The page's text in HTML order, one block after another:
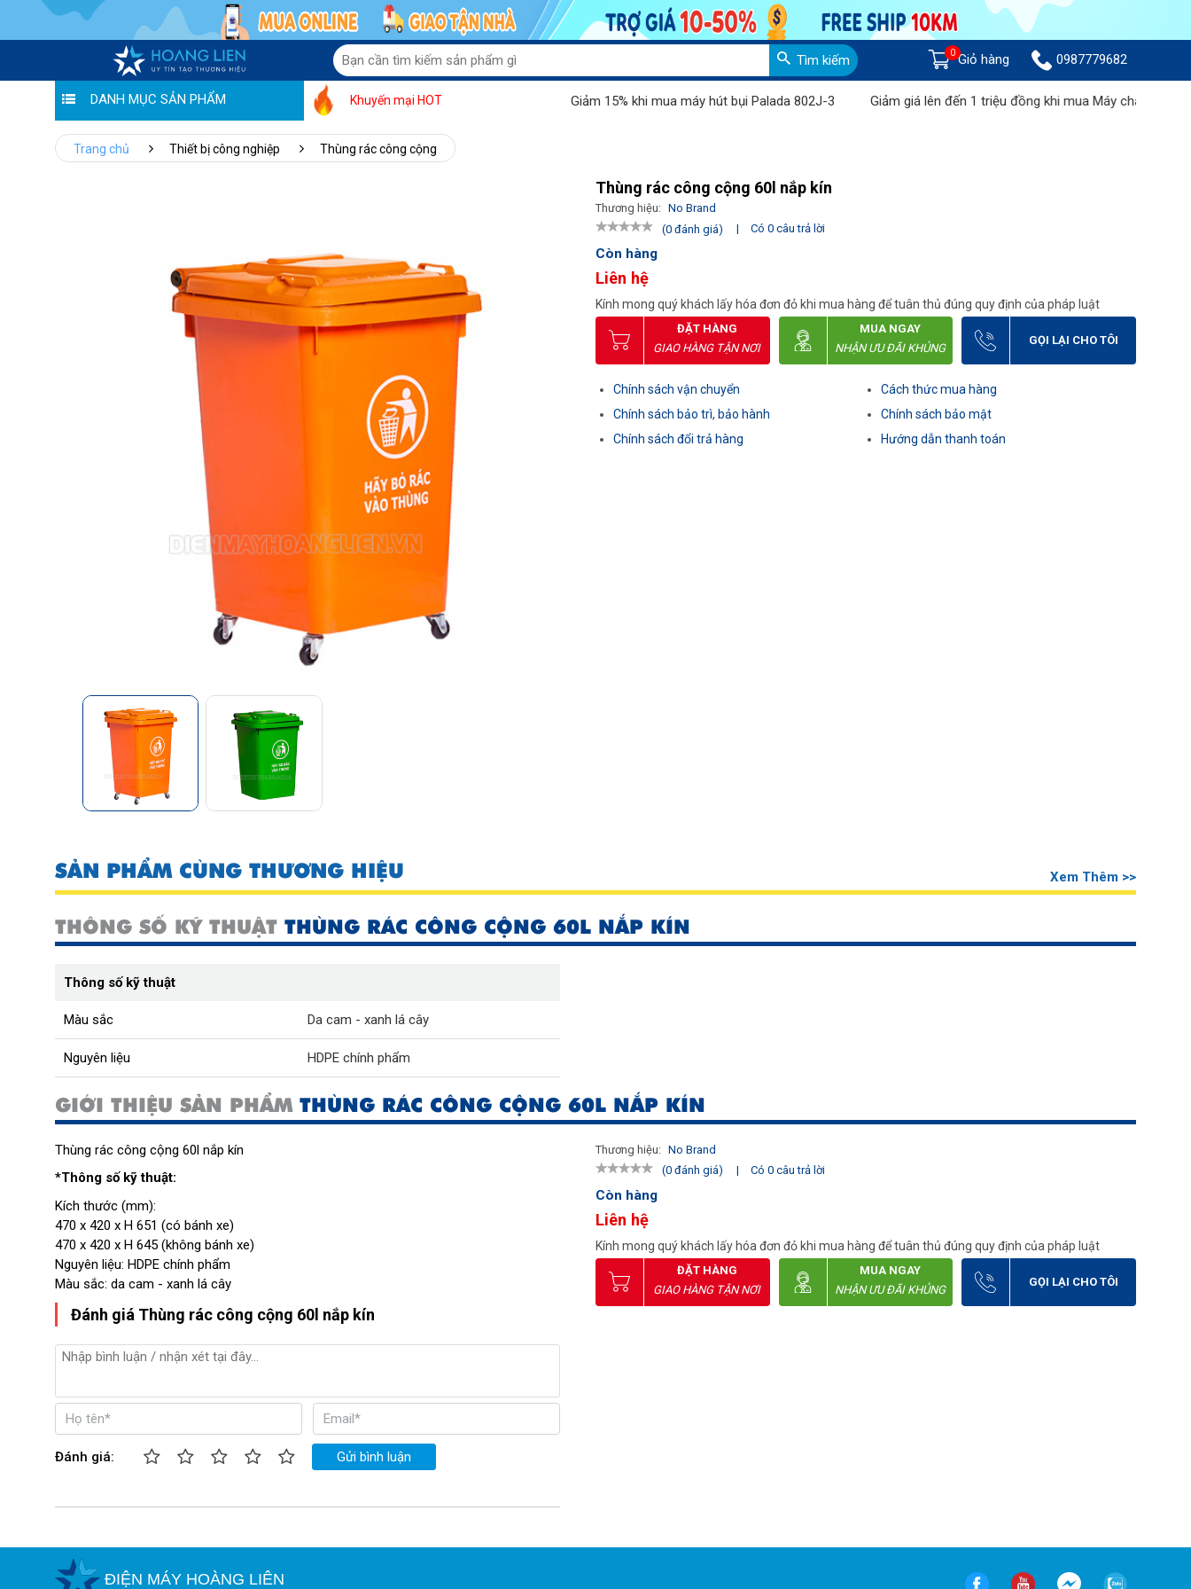
Tìm kiếm 0 Giỏ hàng 0987779682
DANH MỤC SẢN PHẨM Khuyến mại HOT Giảm 15% khi mua máy hút bụi Palada 802J-3 Giảm giá lên đến 1 triệu đồng khi mua Máy chà sàn liên hợp
Trang chủ Thiết bị công nghiệp Thùng rác công cộng
Thùng rác công cộng 60l nắp kín
Thương hiệu: No Brand
(0 đánh giá)
| Có 0 câu trả lời
Còn hàng
Liên hệ
Kính mong quý khách lấy hóa đơn đỏ khi mua hàng để tuân thủ đúng quy định của pháp luật
ĐẶT HÀNG
GIAO HÀNG TẬN NƠI
MUA NGAY
NHẬN ƯU ĐÃI KHỦNG
GỌI LẠI CHO TÔI
Chính sách vận chuyển
Chính sách bảo trì, bảo hành
Chính sách đổi trả hàng
Cách thức mua hàng
Chính sách bảo mật
Hướng dẫn thanh toán
SẢN PHẨM CÙNG THƯƠNG HIỆU Xem Thêm >>
THÔNG SỐ KỸ THUẬT THÙNG RÁC CÔNG CỘNG 60L NẮP KÍN
Thông số kỹ thuật
Màu sắc Da cam - xanh lá cây
Nguyên liệu HDPE chính phẩm
GIỚI THIỆU SẢN PHẨM THÙNG RÁC CÔNG CỘNG 60L NẮP KÍN
Thùng rác công cộng 60l nắp kín
*Thông số kỹ thuật:
Kích thước (mm):
470 x 420 x H 651 (có bánh xe)
470 x 420 x H 645 (không bánh xe)
Nguyên liệu: HDPE chính phẩm
Màu sắc: da cam - xanh lá cây
Đánh giá Thùng rác công cộng 60l nắp kín
Đánh giá: Gửi bình luận
Thương hiệu: No Brand
(0 đánh giá)
| Có 0 câu trả lời
Còn hàng
Liên hệ
Kính mong quý khách lấy hóa đơn đỏ khi mua hàng để tuân thủ đúng quy định của pháp luật
ĐẶT HÀNG
GIAO HÀNG TẬN NƠI
MUA NGAY
NHẬN ƯU ĐÃI KHỦNG
GỌI LẠI CHO TÔI
ĐIỆN MÁY HOÀNG LIÊN